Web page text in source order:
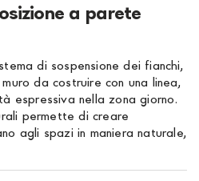
a parete
di sospensione dei fianchi,
da costruire con una linea,
espressiva nella zona giorno.
permette di creare
agli spazi in maniera naturale,